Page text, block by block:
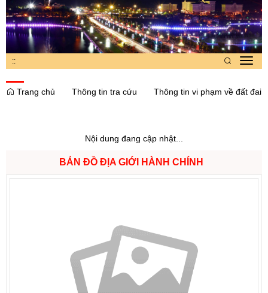
::
Trang chủ
Thông tin tra cứu Thông tin vi phạm về đất đai
Nội dung đang cập nhật...
BẢN ĐỒ ĐỊA GIỚI HÀNH CHÍNH